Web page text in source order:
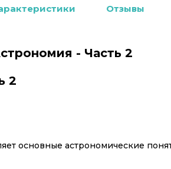
Отзывы
- Часть 2
2
основные астрономические